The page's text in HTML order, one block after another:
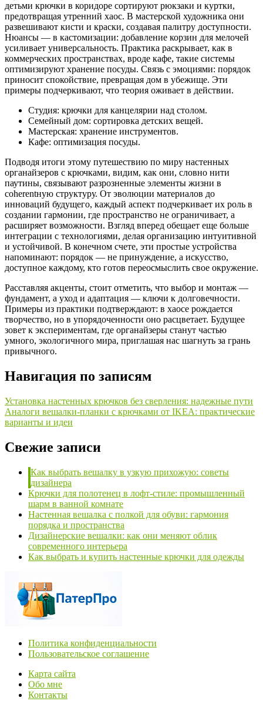
детьми крючки в коридоре сортируют рюкзаки и куртки,
предотвращая утренний хаос. В мастерской художника они
развешивают кисти и краски, создавая палитру доступности.
Нюансы — в кастомизации: добавление корзин для мелочей
усиливает универсальность. Практика раскрывает, как в
коммерческих пространствах, вроде кафе, такие системы
оптимизируют хранение посуды. Связь с эмоциями: порядок
приносит спокойствие, превращая дом в убежище. Эти
примеры подчеркивают, что теория оживает в действии.
Студия: крючки для канцелярии над столом.
Семейный дом: сортировка детских вещей.
Мастерская: хранение инструментов.
Кафе: оптимизация посуды.
Подводя итоги этому путешествию по миру настенных
органайзеров с крючками, видим, как они, словно нити
паутины, связывают разрозненные элементы жизни в
coherentную структуру. От эволюции материалов до
инноваций будущего, каждый аспект подчеркивает их роль в
создании гармонии, где пространство не ограничивает, а
расширяет возможности. Взгляд вперед обещает еще больше
интеграции с технологиями, делая организацию интуитивной
и устойчивой. В конечном счете, эти простые устройства
напоминают: порядок — не принуждение, а искусство,
доступное каждому, кто готов переосмыслить свое окружение.
Расставляя акценты, стоит отметить, что выбор и монтаж —
фундамент, а уход и адаптация — ключи к долговечности.
Примеры из практики подтверждают: в хаосе рождается
творчество, но в упорядоченности оно расцветает. Будущее
зовет к экспериментам, где органайзеры станут частью
умного, экологичного мира, приглашая нас шагнуть за грань
привычного.
Навигация по записям
Установка настенных крючков без сверления: надежные пути
Аналоги вешалки-планки с крючками от IKEA: практические
варианты и идеи
Свежие записи
Как выбрать вешалку в узкую прихожую: советы
дизайнера
Крючки для полотенец в лофт-стиле: промышленный
шарм в ванной комнате
Настенная вешалка с полкой для обуви: гармония
порядка и пространства
Дизайнерские вешалки: как они меняют облик
современного интерьера
Как выбрать и купить настенные крючки для одежды
Политика конфиденциальности
Пользовательское соглашение
Карта сайта
Обо мне
Контакты